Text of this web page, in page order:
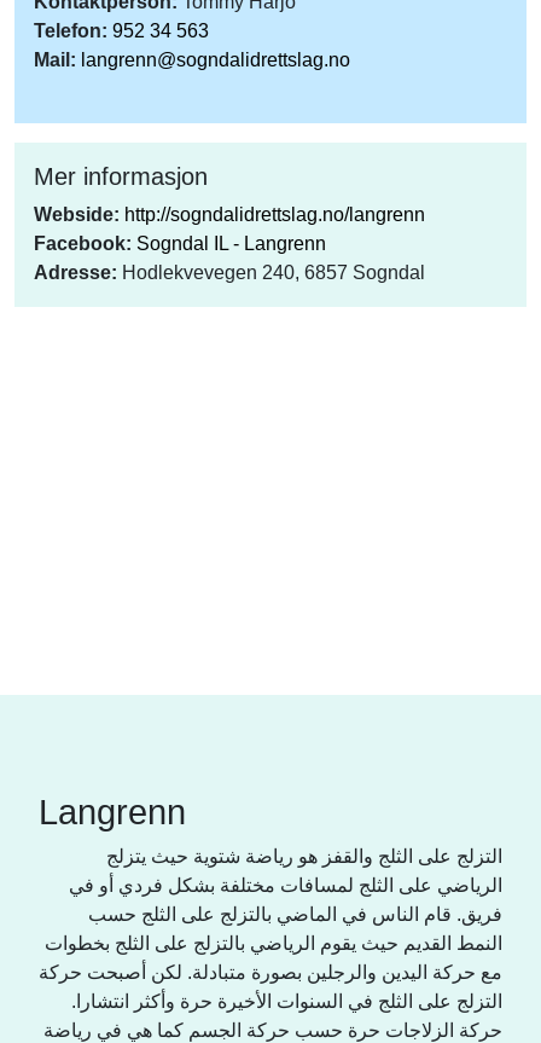
Telefon: 952 34 563
Mail: langrenn@sogndalidrettslag.no
Mer informasjon
Webside: http://sogndalidrettslag.no/langrenn
Facebook: Sogndal IL - Langrenn
Adresse: Hodlekvevegen 240, 6857 Sogndal
Langrenn
التزلج على الثلج والقفز هو رياضة شتوية حيث يتزلج
الرياضي على الثلج لمسافات مختلفة بشكل فردي أو في
فريق. قام الناس في الماضي بالتزلج على الثلج حسب
النمط القديم حيث يقوم الرياضي بالتزلج على الثلج بخطوات
مع حركة اليدين والرجلين بصورة متبادلة. لكن أصبحت حركة
التزلج على الثلج في السنوات الأخيرة حرة وأكثر انتشارا.
حركة الزلاجات حرة حسب حركة الجسم كما هي في رياضة